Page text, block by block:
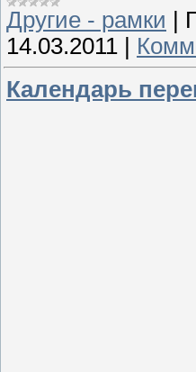
Другие - рамки
14.03.2011
Календарь